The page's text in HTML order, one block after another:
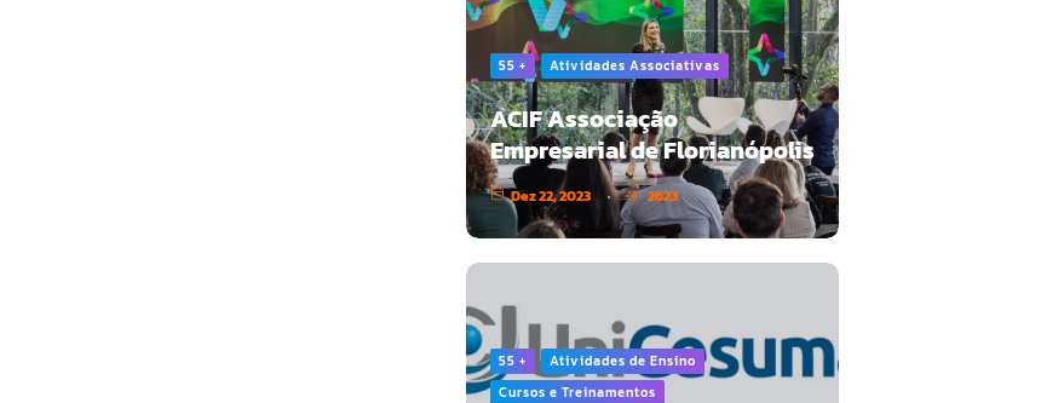
55 + Atividades Associativas
ACIF Associação
Empresarial de Florianópolis
Dez 22, 2023 2623
55 +
Atividades de Ensino
Cursos e Treinamentos